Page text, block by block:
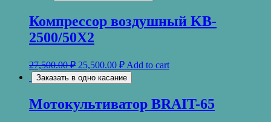
Компрессор воздушный KB-
2500/50X2
27,500.00₽ 25,500.00 ₽ Add to cart
Заказать в одно касание
Мотокультиватор BRAIT-65